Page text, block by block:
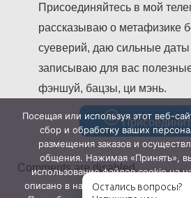
Присоединяйтесь в мой
рассказываю о метафизике
суеверий, даю сильные даты
записываю для вас
фэншуй, бацзы, ци мэнь.
Comments are disabled
Остались вопросы?
Посещая или используя этот веб-
сбор и обработку ваших
размещения заказов и
общения. Нажимая «Принять»,
использование файлов cookie на
описано в нашей Политике